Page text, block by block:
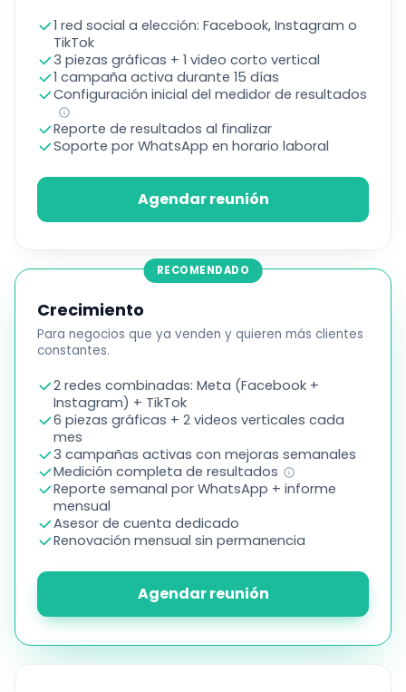
1 red social a elección: Facebook, Instagram o
TikTok
3 piezas gráficas + 1 video corto vertical
1 campaña activa durante 15 días
Configuración inicial del medidor de resultados
Reporte de resultados al finalizar
Soporte por WhatsApp en horario laboral
Agendar reunión
RECOMENDADO
Crecimiento
Para negocios que ya venden y quieren más clientes
constantes.
2 redes combinadas: Meta (Facebook +
Instagram) + TikTok
6 piezas gráficas + 2 videos verticales cada
mes
3 campañas activas con mejoras semanales
Medición completa de resultados
Reporte semanal por WhatsApp + informe
mensual
Asesor de cuenta dedicado
Renovación mensual sin permanencia
Agendar reunión